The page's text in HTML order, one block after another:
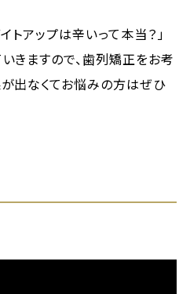
イトアップは辛いって本当？」
きますので、歯列矯正をお考
出なくてお悩みの方はぜひ